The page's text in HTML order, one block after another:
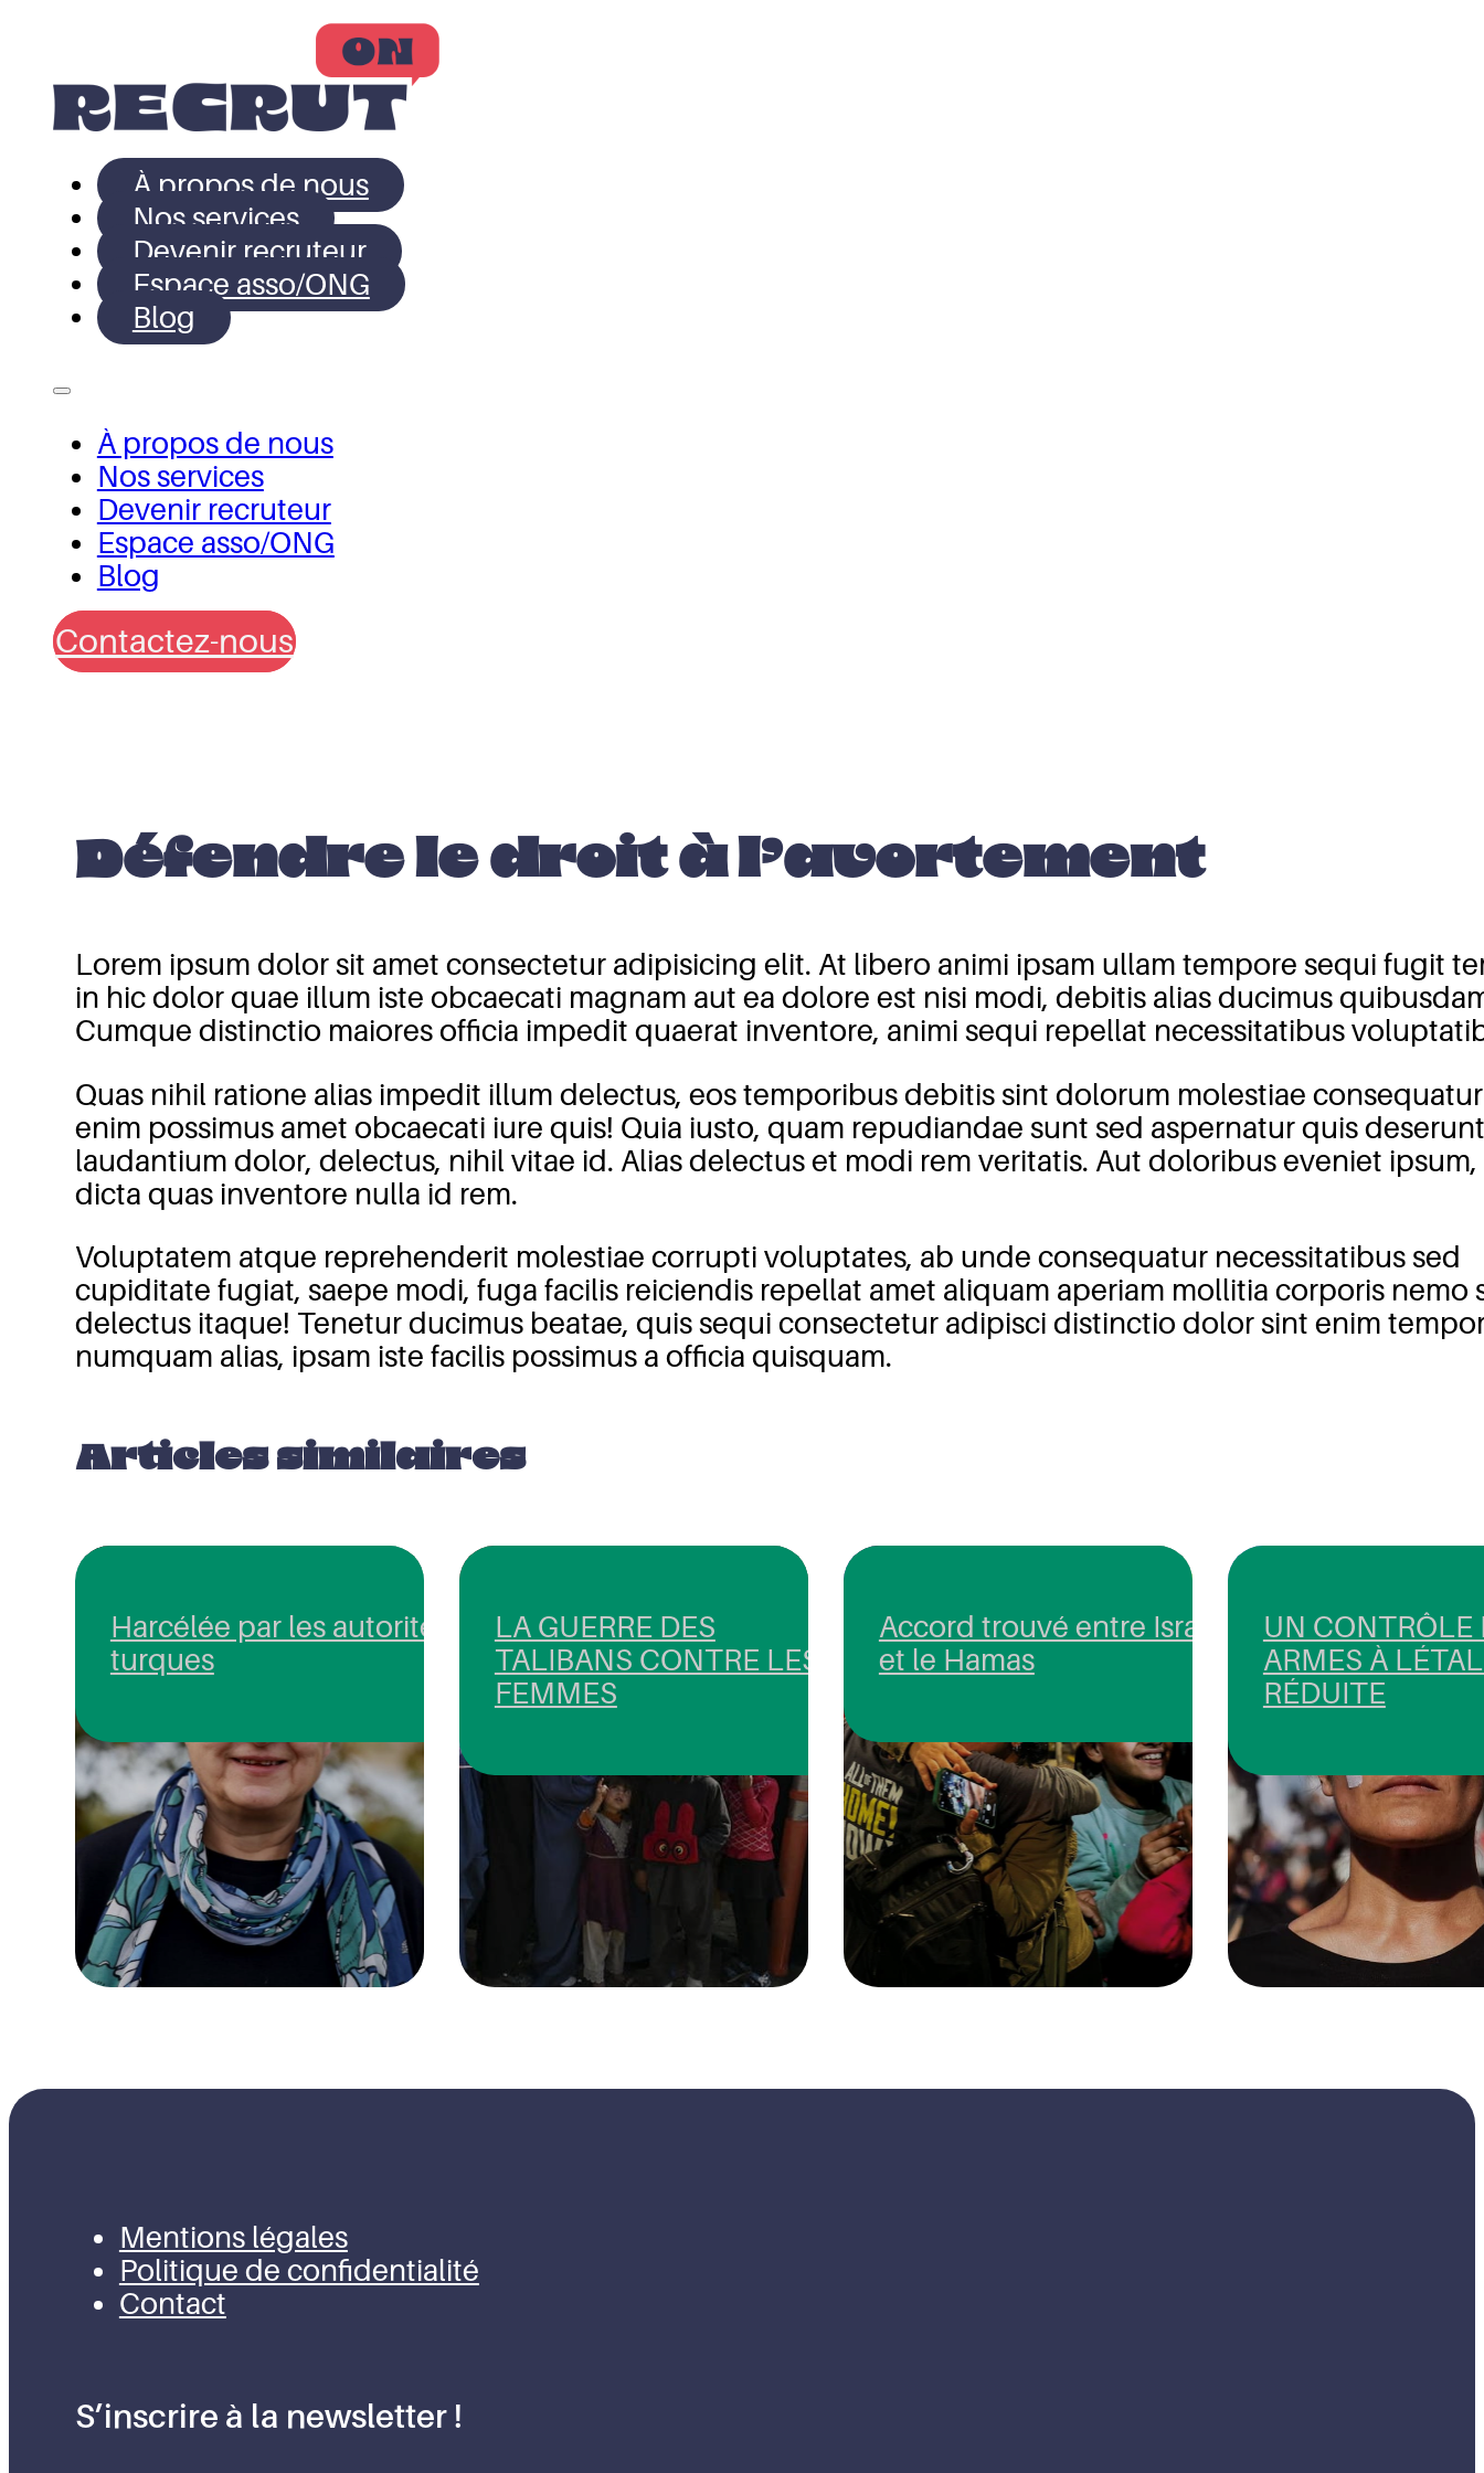
À propos de nous
Nos services
Devenir recruteur
Espace asso/ONG
Blog
À propos de nous
Nos services
Devenir recruteur
Espace asso/ONG
Blog
Contactez-nous
Défendre le droit à l’avortement
Lorem ipsum dolor sit amet consectetur adipisicing elit. At libero animi ipsam ullam tempore sequi fugit
in hic dolor quae illum iste obcaecati magnam aut ea dolore est nisi modi, debitis alias ducimus
Cumque distinctio maiores officia impedit quaerat inventore, animi sequi repellat necessitatibus
Quas nihil ratione alias impedit illum delectus, eos temporibus debitis sint dolorum molestiae
enim possimus amet obcaecati iure quis! Quia iusto, quam repudiandae sunt sed aspernatur quis deserunt
laudantium dolor, delectus, nihil vitae id. Alias delectus et modi rem veritatis. Aut doloribus eveniet
dicta quas inventore nulla id rem.
Voluptatem atque reprehenderit molestiae corrupti voluptates, ab unde consequatur necessitatibus sed
cupiditate fugiat, saepe modi, fuga facilis reiciendis repellat amet aliquam aperiam mollitia corporis nemo
delectus itaque! Tenetur ducimus beatae, quis sequi consectetur adipisci distinctio dolor sint enim
numquam alias, ipsam iste facilis possimus a officia quisquam.
Articles similaires
Harcélée par les autorités
turques
LA GUERRE DES
TALIBANS CONTRE LES
FEMMES
Accord trouvé entre Israël
et le Hamas
UN CONTRÔLE
ARMES À
RÉDUITE
Mentions légales
Politique de confidentialité
Contact
S’inscrire à la newsletter !